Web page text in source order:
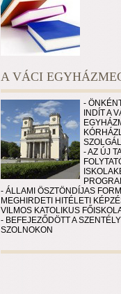
A VÁCI
-
INDÍT A
- AZ ÚJ
- ÁLLAMI ÖSZTÖNDÍJAS
MEGHIRDETI HITÉLETI
VILMOS KATOLIKUS
- BEFEJEZŐDÖTT A
SZOLNOKON